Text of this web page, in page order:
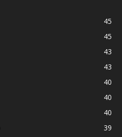
45
45
43
43
40
40
40
39